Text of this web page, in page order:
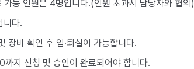
가능 인원은 4명입니다.(인원 초과시 담당자와 협의)
니다.
장비 확인 후 입∙퇴실이 가능합니다.
지 신청 및 승인이 완료되어야 합니다.